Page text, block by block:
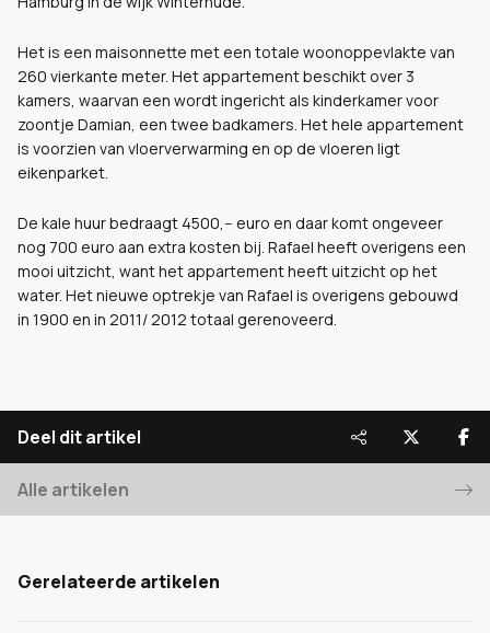
Het is een maisonnette met een totale woonoppevlakte van
260 vierkante meter. Het appartement beschikt over 3
kamers, waarvan een wordt ingericht als kinderkamer voor
zoontje Damian, een twee badkamers. Het hele appartement
is voorzien van vloerverwarming en op de vloeren ligt
eikenparket.
De kale huur bedraagt 4500,-- euro en daar komt ongeveer
nog 700 euro aan extra kosten bij. Rafael heeft overigens een
mooi uitzicht, want het appartement heeft uitzicht op het
water. Het nieuwe optrekje van Rafael is overigens gebouwd
in 1900 en in 2011/ 2012 totaal gerenoveerd.
Deel dit artikel
Alle artikelen
Gerelateerde artikelen